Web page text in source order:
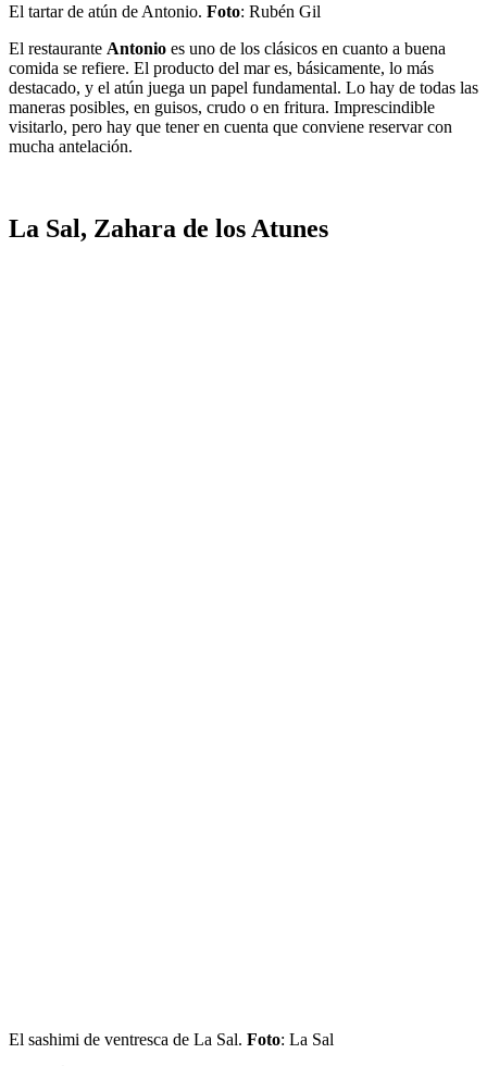
El tartar de atún de Antonio. Foto: Rubén Gil
El restaurante Antonio es uno de los clásicos en cuanto a buena
comida se refiere. El producto del mar es, básicamente, lo más
destacado, y el atún juega un papel fundamental. Lo hay de todas las
maneras posibles, en guisos, crudo o en fritura. Imprescindible
visitarlo, pero hay que tener en cuenta que conviene reservar con
mucha antelación.
La Sal, Zahara de los Atunes
El sashimi de ventresca de La Sal. Foto: La Sal